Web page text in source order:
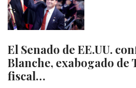
El Senado de EE.UU.
Blanche, exabogado de
fiscal…